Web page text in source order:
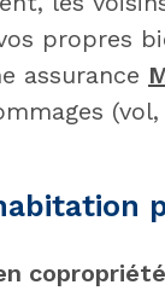
propres
assurance